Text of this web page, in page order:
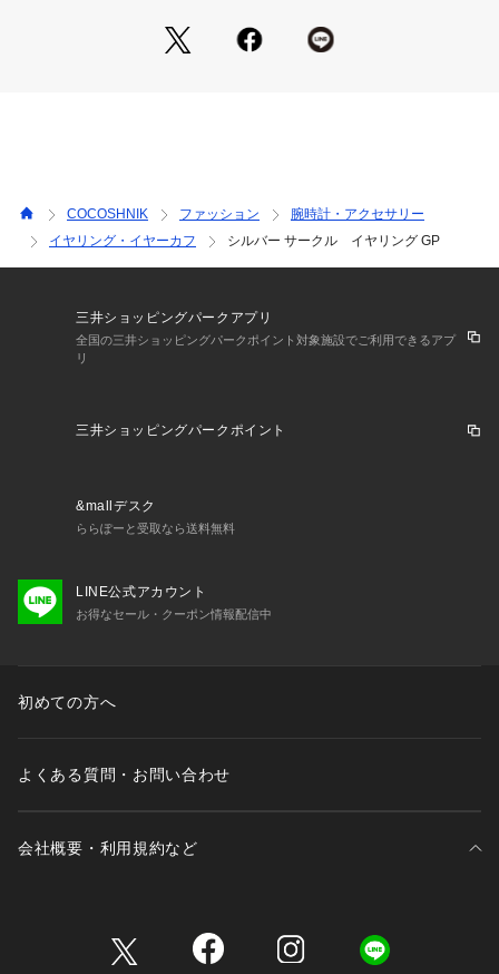
ご購入商品の修理について
ココシュニックの商品はジュエリーの為、通常のお直しセンタ
取り扱いショップ検索等でご確認お願い致します。
COCOSHNIK ファッション
腕時計・アクセサリー
イヤリング・イヤーカフ
シルバー サークル イヤリング GP
三井ショッピングパークアプリ
全国の三井ショッピングパークポイント対象施設でご利用できるアプ
リ
三井ショッピングパークポイント
&mallデスク
ららぽーと受取なら送料無料
LINE公式アカウント
お得なセール・クーポン情報配信中
初めての方へ
よくある質問・お問い合わせ
会社概要・利用規約など